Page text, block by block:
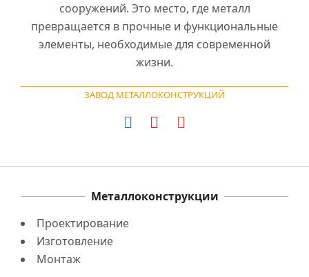
сооружений. Это место, где металл
превращается в прочные и функциональные
элементы, необходимые для современной
жизни.
ЗАВОД МЕТАЛЛОКОНСТРУКЦИЙ
Металлоконструкции
Проектирование
Изготовление
Монтаж